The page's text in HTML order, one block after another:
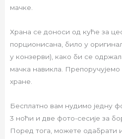
мачке.
Храна се доноси од куће за
порционисана, било у
у конзерви), како би се
мачка навикла.
хране.
Бесплатно вам нудимо једну
3 ноћи и две фото-сесије за
Поред тога, можете одабрати